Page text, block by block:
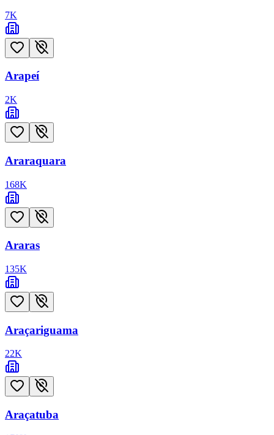
7K
Arapeí
2K
Araraquara
168K
Araras
135K
Araçariguama
22K
Araçatuba